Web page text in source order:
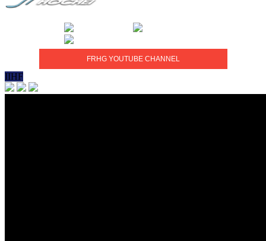
FRHG YOUTUBE CHANNEL
IIHF